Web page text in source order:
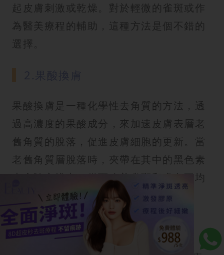
起皮膚刺激或乾燥。對於輕微的雀斑或作
為醫美療程的輔助，這種方法是個不錯的
選擇。
果酸換膚是一種化學性去角質的方法，透
過高濃度的果酸成分，來加速皮膚表層老
舊角質的脫落，促進皮膚細胞的更新。當
老舊角質層脫落時，夾帶在其中的黑色素
也會隨之排出，從而改善雀斑和膚色不均
的問題。
3.激光治療